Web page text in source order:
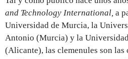
and Technology International, a
Universidad de Murcia, la
Antonio (Murcia) y la
(Alicante), las clemenules son las